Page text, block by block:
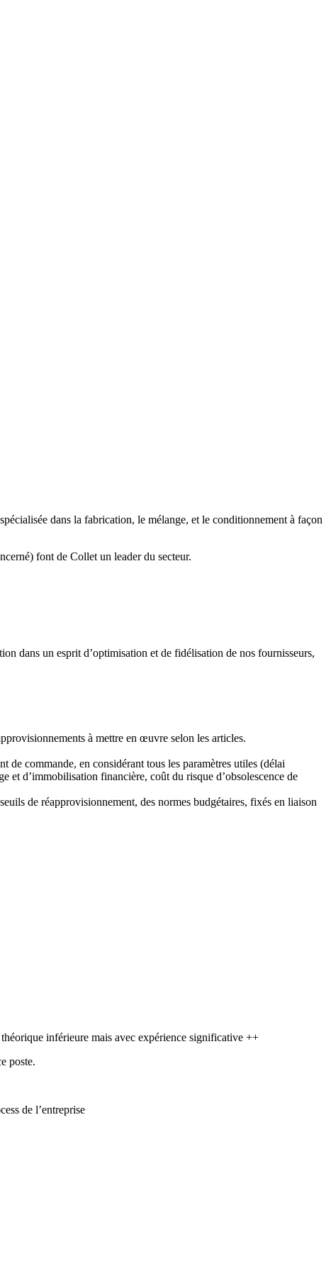
dans la fabrication, le mélange, et le conditionnement à façon
font de Collet un leader du secteur.
dans un esprit d’optimisation et de fidélisation de nos fournisseurs,
à mettre en œuvre selon les articles.
commande, en considérant tous les paramètres utiles (délai
et d’immobilisation financière, coût du risque d’obsolescence de
de réapprovisionnement, des normes budgétaires, fixés en liaison
inférieure mais avec expérience significative ++
poste.
de l’entreprise